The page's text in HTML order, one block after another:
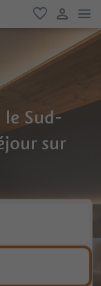
favori
lien
le Sud-
sur